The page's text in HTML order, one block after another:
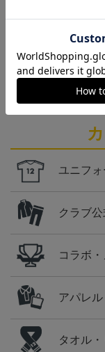
見！今
ベガル
してお
ユニフォ
クラブ
コラボ
アパレ
タオル